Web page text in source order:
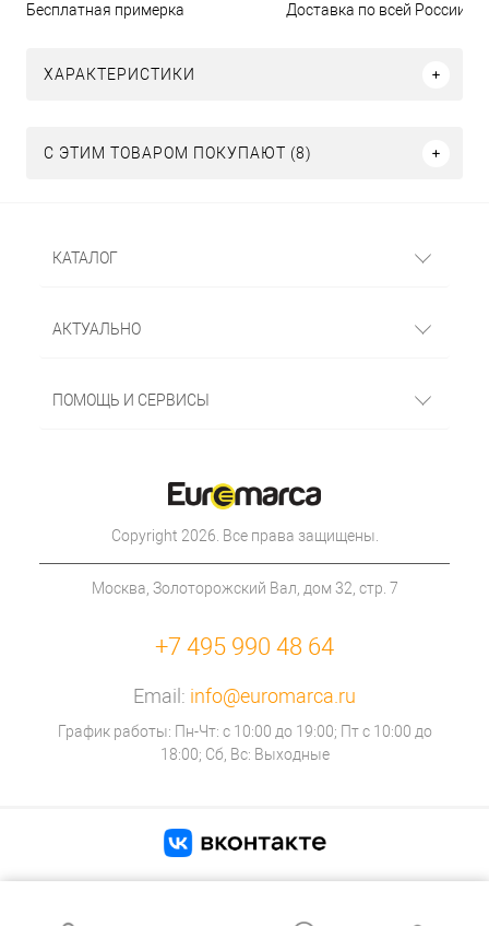
Бесплатная примерка Доставка по всей России
ХАРАКТЕРИСТИКИ
С ЭТИМ ТОВАРОМ ПОКУПАЮТ (8)
КАТАЛОГ
АКТУАЛЬНО
ПОМОЩЬ И СЕРВИСЫ
Copyright 2026. Все права защищены.
Москва, Золоторожский Вал, дом 32, стр. 7
+7 495 990 48 64
Email: info@euromarca.ru
График работы: Пн-Чт: с 10:00 до 19:00; Пт с 10:00 до
18:00; Сб, Вс: Выходные